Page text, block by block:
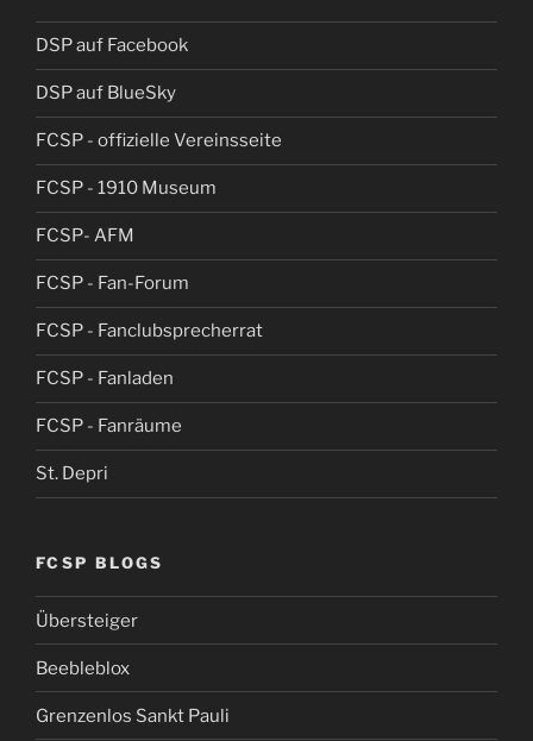
DSP auf Facebook
DSP auf BlueSky
FCSP - offizielle Vereinsseite
FCSP - 1910 Museum
FCSP- AFM
FCSP - Fan-Forum
FCSP - Fanclubsprecherrat
FCSP - Fanladen
FCSP - Fanräume
St. Depri
FCSP BLOGS
Übersteiger
Beebleblox
Grenzenlos Sankt Pauli